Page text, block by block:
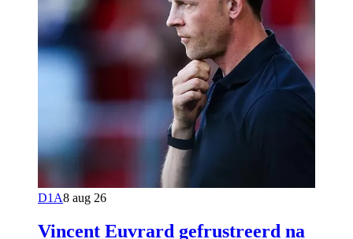
D1A8 aug 26
Vincent Euvrard gefrustreerd na